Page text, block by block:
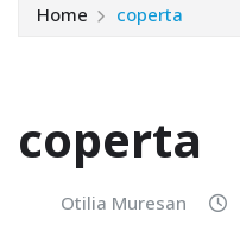
Home coperta
coperta
Otilia Muresan